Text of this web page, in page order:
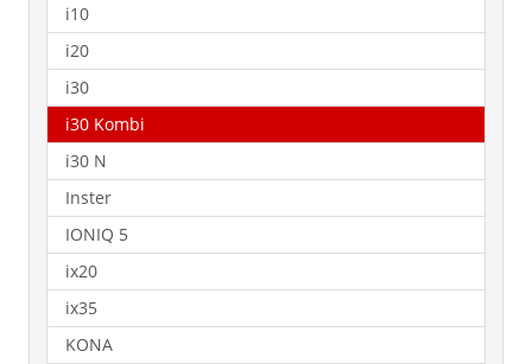
i10
i20
i30
i30 Kombi
i30 N
Inster
IONIQ 5
ix20
ix35
KONA